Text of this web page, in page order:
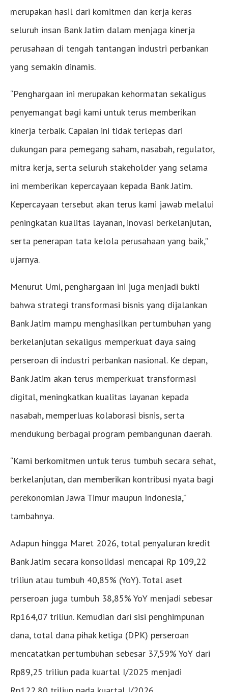
merupakan hasil dari komitmen dan kerja keras
seluruh insan Bank Jatim dalam menjaga kinerja
perusahaan di tengah tantangan industri perbankan
yang semakin dinamis.
“Penghargaan ini merupakan kehormatan sekaligus
penyemangat bagi kami untuk terus memberikan
kinerja terbaik. Capaian ini tidak terlepas dari
dukungan para pemegang saham, nasabah, regulator,
mitra kerja, serta seluruh stakeholder yang selama
ini memberikan kepercayaan kepada Bank Jatim.
Kepercayaan tersebut akan terus kami jawab melalui
peningkatan kualitas layanan, inovasi berkelanjutan,
serta penerapan tata kelola perusahaan yang baik,”
ujarnya.
Menurut Umi, penghargaan ini juga menjadi bukti
bahwa strategi transformasi bisnis yang dijalankan
Bank Jatim mampu menghasilkan pertumbuhan yang
berkelanjutan sekaligus memperkuat daya saing
perseroan di industri perbankan nasional. Ke depan,
Bank Jatim akan terus memperkuat transformasi
digital, meningkatkan kualitas layanan kepada
nasabah, memperluas kolaborasi bisnis, serta
mendukung berbagai program pembangunan daerah.
“Kami berkomitmen untuk terus tumbuh secara sehat,
berkelanjutan, dan memberikan kontribusi nyata bagi
perekonomian Jawa Timur maupun Indonesia,”
tambahnya.
Adapun hingga Maret 2026, total penyaluran kredit
Bank Jatim secara konsolidasi mencapai Rp 109,22
triliun atau tumbuh 40,85% (YoY). Total aset
perseroan juga tumbuh 38,85% YoY menjadi sebesar
Rp164,07 triliun. Kemudian dari sisi penghimpunan
dana, total dana pihak ketiga (DPK) perseroan
mencatatkan pertumbuhan sebesar 37,59% YoY dari
Rp89,25 triliun pada kuartal I/2025 menjadi